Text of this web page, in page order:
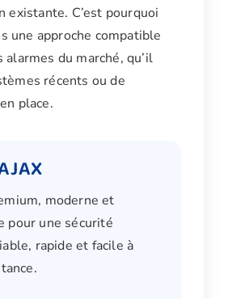
existante. C’est pourquoi
une approche compatible
du marché, qu’il
récents ou de
place.
moderne et
pour une sécurité
rapide et facile à